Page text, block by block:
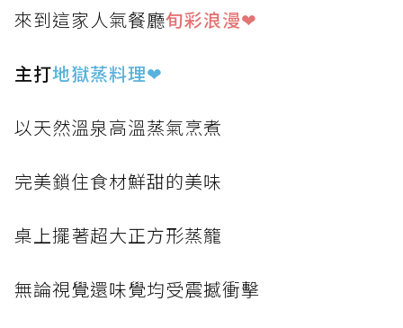
來到這家人氣餐廳旬彩浪漫❤
主打地獄蒸料理❤
以天然溫泉高溫蒸氣烹煮
完美鎖住食材鮮甜的美味
桌上擺著超大正方形蒸籠
無論視覺還味覺均受震撼衝擊